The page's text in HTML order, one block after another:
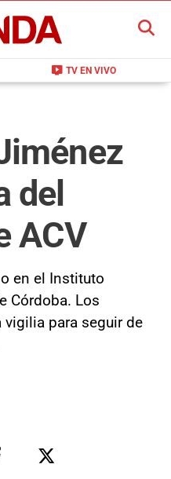
live_tv TV EN VIVO
BUSCAR
del
ACV
en el Instituto
Córdoba. Los
para seguir de